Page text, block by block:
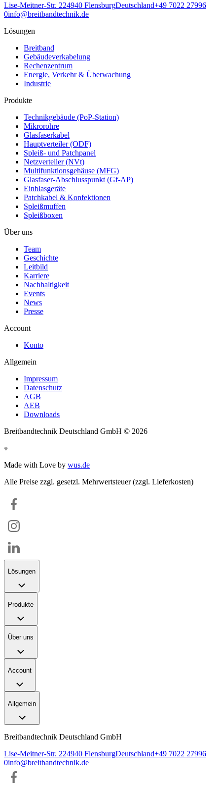
Lise-Meitner-Str. 224940 FlensburgDeutschland+49 7022 27996
0info@breitbandtechnik.de
Lösungen
Breitband
Gebäudeverkabelung
Rechenzentrum
Energie, Verkehr & Überwachung
Industrie
Produkte
Technikgebäude (PoP-Station)
Mikrorohre
Glasfaserkabel
Hauptverteiler (ODF)
Spleiß- und Patchpanel
Netzverteiler (NVt)
Multifunktionsgehäuse (MFG)
Glasfaser-Abschlusspunkt (Gf-AP)
Einblasgeräte
Patchkabel & Konfektionen
Spleißmuffen
Spleißboxen
Über uns
Team
Geschichte
Leitbild
Karriere
Nachhaltigkeit
Events
News
Presse
Account
Konto
Allgemein
Impressum
Datenschutz
AGB
AEB
Downloads
Breitbandtechnik Deutschland GmbH © 2026
Made with Love by wus.de
Alle Preise zzgl. gesetzl. Mehrwertsteuer (zzgl. Lieferkosten)
Lösungen
Produkte
Über uns
Account
Allgemein
Breitbandtechnik Deutschland GmbH
Lise-Meitner-Str. 224940 FlensburgDeutschland+49 7022 27996
0info@breitbandtechnik.de